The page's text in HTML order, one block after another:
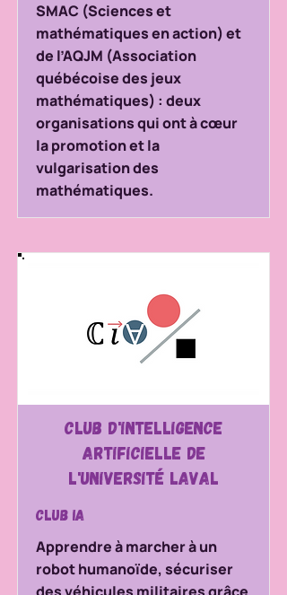
SMAC (Sciences et
mathématiques en action) et
de l’AQJM (Association
québécoise des jeux
mathématiques) : deux
organisations qui ont à cœur
la promotion et la
vulgarisation des
mathématiques.
Club d'intelligence
artificielle de
l'Université Laval
Club IA
Apprendre à marcher à un
robot humanoïde, sécuriser